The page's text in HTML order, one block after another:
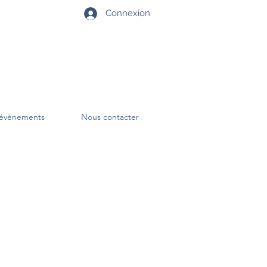
Connexion
Nous contacter